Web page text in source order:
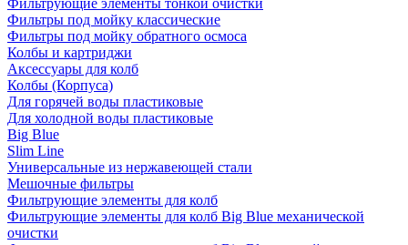
Фильтры под мойку классические
Фильтры под мойку обратного осмоса
Колбы и картриджи
Аксессуары для колб
Колбы (Корпуса)
Для горячей воды пластиковые
Для холодной воды пластиковые
Big Blue
Slim Line
Универсальные из нержавеющей стали
Мешочные фильтры
Фильтрующие элементы для колб
Фильтрующие элементы для колб Big Blue механической
очистки